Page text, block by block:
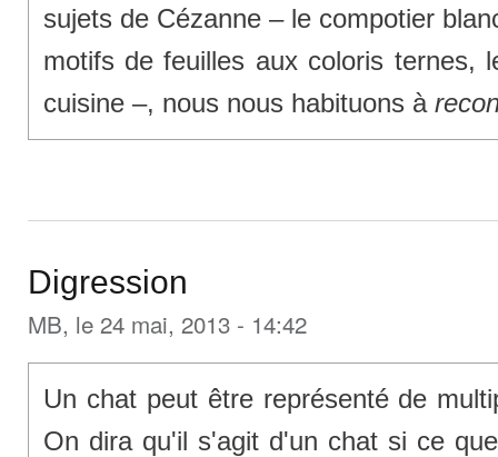
sujets de Cézanne – le compotier
motifs de feuilles aux coloris ternes,
cuisine –, nous nous habituons à
Digression
MB, le 24 mai, 2013 - 14:42
Un chat peut être représenté de
On dira qu'il s'agit d'un chat si ce